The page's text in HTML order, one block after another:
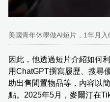
美國青年休學做AI短片，1年月
因此，他透過短片介紹如何
用ChatGPT撰寫履歷、搜尋
助出售閒置物品等，內容以
點。2025年5月，麥爾汀在